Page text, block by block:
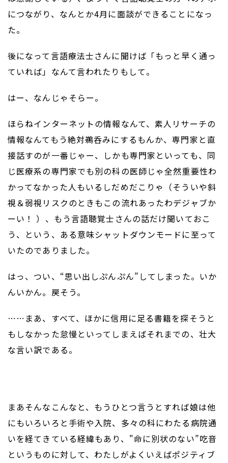
につながり、なんとか4月に面談ができることになっ
た。
後になって言語療法士さんに聞けば「もっと早く通っ
ていれば」なんて言われたりもして。
はー、なんじゃそらー。
ほらねインターネットの情報なんて、素人リサーチの
情報なんてもう絶対鵜呑みにするもんか、専門家と直
接話すのが一番じゃー、しかも専門家といっても、同
じ医療系の専門家でも別の科の医師じゃ全然重要性わ
かってなかった人もいるしだめだこりゃ（そういや斜
視＆弱視リスクのときもこの流れあったわデジャブか
ーい！ ）、もう言語聴覚士さんの話だけ聞いておこ
う、という、ある意味シャットダウンモードに至って
いたのでありました。
はっ、つい、“思い出しぷんぷん”してしまった。いか
んいかん。戻そう。
……まあ、すべて、ほかに信用に足る書籍を探そうと
もしなかった怠慢といってしまえばそれまでの、壮大
な言い訳である。
まあそんなこんなと、もうひとつ言うとすれば娘は他
にもいろいろと手術や入院、多々の科にわたる病院通
いを経てきている経緯もあり、"命に別状のない”吃音
というものに対して、わたしがよくいえばポジティブ